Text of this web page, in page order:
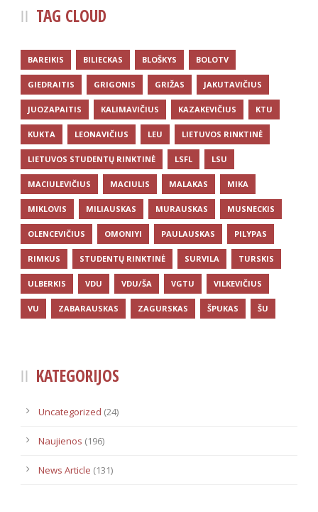
TAG CLOUD
BAREIKIS BILIECKAS BLOŠKYS BOLOTV
GIEDRAITIS GRIGONIS GRIŽAS JAKUTAVIČIUS
JUOZAPAITIS KALIMAVIČIUS KAZAKEVIČIUS KTU
KUKTA LEONAVIČIUS LEU LIETUVOS RINKTINĖ
LIETUVOS STUDENTŲ RINKTINĖ LSFL LSU
MACIULEVIČIUS MACIULIS MALAKAS MIKA
MIKLOVIS MILIAUSKAS MURAUSKAS MUSNECKIS
OLENCEVIČIUS OMONIYI PAULAUSKAS PILYPAS
RIMKUS STUDENTŲ RINKTINĖ SURVILA TURSKIS
ULBERKIS VDU VDU/ŠA VGTU VILKEVIČIUS
VU ZABARAUSKAS ZAGURSKAS ŠPUKAS ŠU
KATEGORIJOS
Uncategorized (24)
Naujienos (196)
News Article (131)